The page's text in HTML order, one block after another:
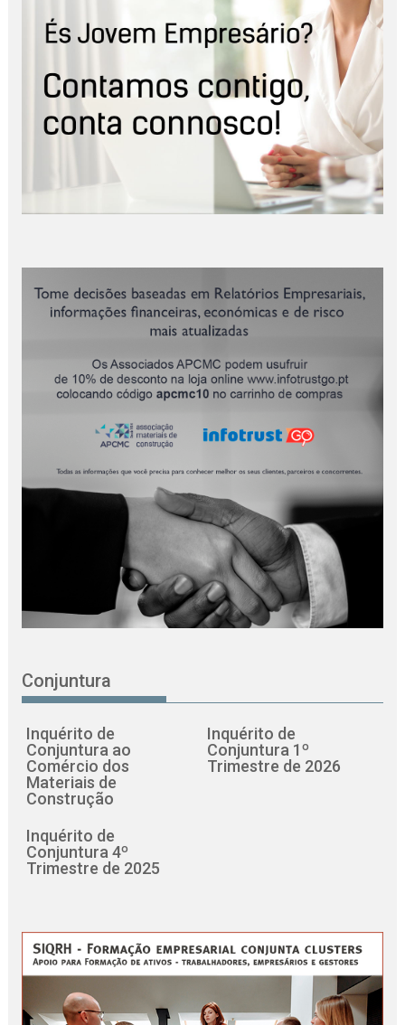
Conjuntura
Inquérito de
Conjuntura ao
Comércio dos
Materiais de
Construção
Inquérito de
Conjuntura 1º
Trimestre de 2026
Inquérito de
Conjuntura 4º
Trimestre de 2025